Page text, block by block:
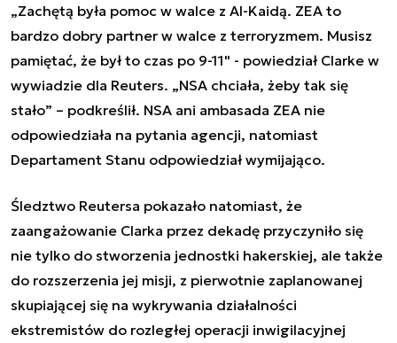
„Zachętą była pomoc w walce z Al-Kaidą. ZEA to
bardzo dobry partner w walce z terroryzmem. Musisz
pamiętać, że był to czas po 9-11" - powiedział Clarke w
wywiadzie dla Reuters. „NSA chciała, żeby tak się
stało” – podkreślił. NSA ani ambasada ZEA nie
odpowiedziała na pytania agencji, natomiast
Departament Stanu odpowiedział wymijająco.
Śledztwo Reutersa pokazało natomiast, że
zaangażowanie Clarka przez dekadę przyczyniło się
nie tylko do stworzenia jednostki hakerskiej, ale także
do rozszerzenia jej misji, z pierwotnie zaplanowanej
skupiającej się na wykrywania działalności
ekstremistów do rozległej operacji inwigilacyjnej